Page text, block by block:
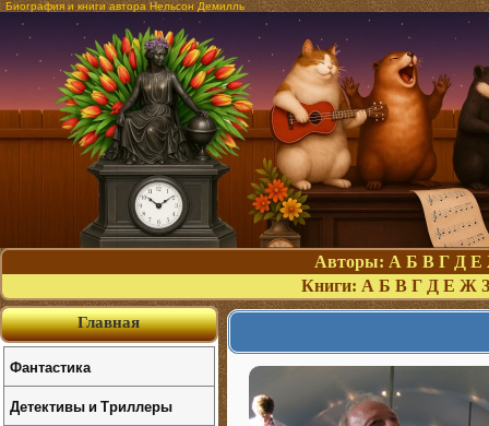
Биография и книги автора Нельсон Демилль
Авторы: А Б В Г Д Е
Книги: А Б В Г Д Е Ж З
Главная
Фантастика
Детективы и Триллеры